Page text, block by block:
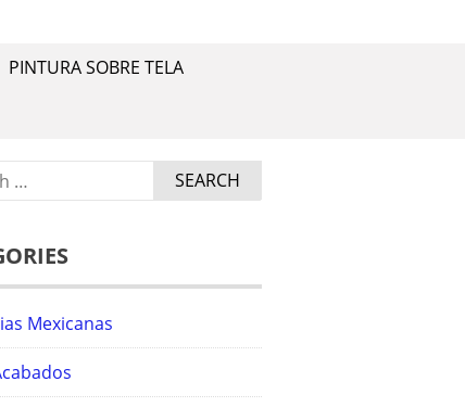
PINTURA SOBRE TELA
Mexicanas